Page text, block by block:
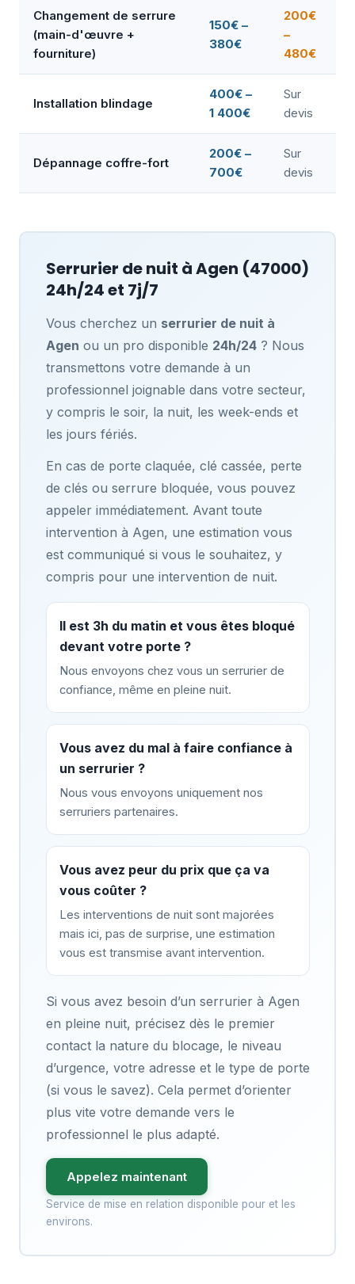
Changement de serrure
(main-d'œuvre +
fourniture)
150€ –
380€
200€
–
480€
Installation blindage
400€ –
1 400€
Sur
devis
Dépannage coffre-fort
200€ –
700€
Sur
devis
Serrurier de nuit àAgen (47000)
24h/24 et 7j/7
Vous cherchez un serrurier de nuit à
Agen ou un pro disponible 24h/24? Nous
transmettons votre demande à un
professionnel joignable dans votre secteur,
y compris le soir, la nuit, les week-ends et
les jours fériés.
En cas de porte claquée, clé cassée, perte
de clés ou serrure bloquée, vous pouvez
appeler immédiatement. Avant toute
intervention à Agen, une estimation vous
est communiqué si vous le souhaitez, y
compris pour une intervention de nuit.
Il est 3h du matin et vous êtes bloqué
devant votre porte ?
Nous envoyons chez vous un serrurier de
confiance, même en pleine nuit.
Vous avez du mal à faire confiance à
un serrurier ?
Nous vous envoyons uniquement nos
serruriers partenaires.
Vous avez peur du prix que ça va
vous coûter ?
Les interventions de nuit sont majorées
mais ici, pas de surprise, une estimation
vous est transmise avant intervention.
Si vous avez besoin d’un serrurier à Agen
en pleine nuit, précisez dès le premier
contact la nature du blocage, le niveau
d’urgence, votre adresse et le type de porte
(si vous le savez). Cela permet d’orienter
plus vite votre demande vers le
professionnel le plus adapté.
Appelez maintenant
Service de mise en relation disponible pour et les
environs.